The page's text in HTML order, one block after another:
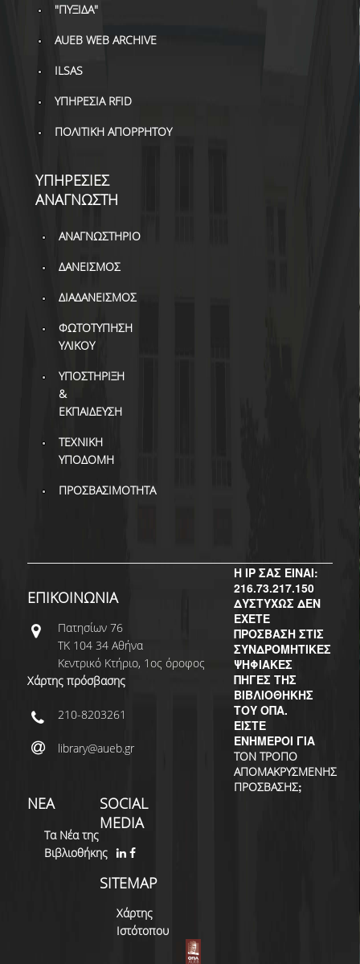
"ΠΥΞΙΔΑ"
AUEB WEB ARCHIVE
ILSAS
ΥΠΗΡΕΣΙΑ RFID
ΠΟΛΙΤΙΚΗ ΑΠΟΡΡΗΤΟΥ
ΥΠΗΡΕΣΙΕΣ
ΑΝΑΓΝΩΣΤΗ
ΑΝΑΓΝΩΣΤΗΡΙΟ
ΔΑΝΕΙΣΜΟΣ
ΔΙΑΔΑΝΕΙΣΜΟΣ
ΦΩΤΟΤΥΠΗΣΗ
ΥΛΙΚΟΥ
ΥΠΟΣΤΗΡΙΞΗ
&
ΕΚΠΑΙΔΕΥΣΗ
ΤΕΧΝΙΚΗ
ΥΠΟΔΟΜΗ
ΠΡΟΣΒΑΣΙΜΟΤΗΤΑ
Η IP ΣΑΣ ΕΙΝΑΙ:
216.73.217.150
ΔΥΣΤΥΧΩΣ ΔΕΝ
ΕΧΕΤΕ
ΠΡΟΣΒΑΣΗ ΣΤΙΣ
ΣΥΝΔΡΟΜΗΤΙΚΕΣ
ΨΗΦΙΑΚΕΣ
ΠΗΓΕΣ ΤΗΣ
ΒΙΒΛΙΟΘΗΚΗΣ
ΤΟΥ ΟΠΑ.
ΕΙΣΤΕ
ΕΝΗΜΕΡΟΙ ΓΙΑ
ΤΟΝ ΤΡΟΠΟ
ΑΠΟΜΑΚΡΥΣΜΕΝΗΣ
ΠΡΟΣΒΑΣΗΣ;
ΕΠΙΚΟΙΝΩΝΙΑ
Πατησίων 76
ΤΚ 104 34 Αθήνα
Κεντρικό Κτήριο, 1ος όροφος
Χάρτης πρόσβασης
210-8203261
library@aueb.gr
ΝΕΑ
Τα Νέα της
Βιβλιοθήκης
SOCIAL
MEDIA
SITEMAP
Χάρτης
Ιστότοπου